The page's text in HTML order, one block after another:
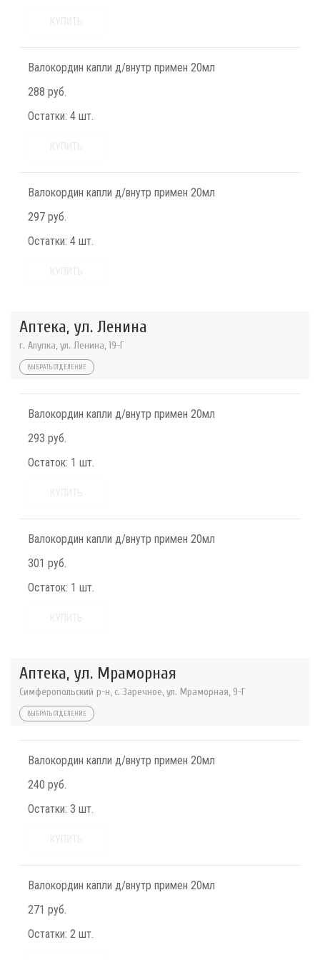
Валокордин капли д/внутр примен 20мл
288 руб.
Остатки: 4 шт.
Валокордин капли д/внутр примен 20мл
297 руб.
Остатки: 4 шт.
Аптека, ул. Ленина
г. Алупка, ул. Ленина, 19-Г
ВЫБРАТЬ ОТДЕЛЕНИЕ
Валокордин капли д/внутр примен 20мл
293 руб.
Остаток: 1 шт.
Валокордин капли д/внутр примен 20мл
301 руб.
Остаток: 1 шт.
Аптека, ул. Мраморная
Симферопольский р-н, с. Заречное, ул. Мраморная, 9-Г
ВЫБРАТЬ ОТДЕЛЕНИЕ
Валокордин капли д/внутр примен 20мл
240 руб.
Остатки: 3 шт.
Валокордин капли д/внутр примен 20мл
271 руб.
Остатки: 2 шт.